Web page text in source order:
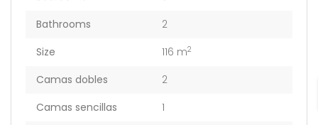
Bathrooms
2
Size
116 m2
Camas dobles
2
Camas sencillas
1